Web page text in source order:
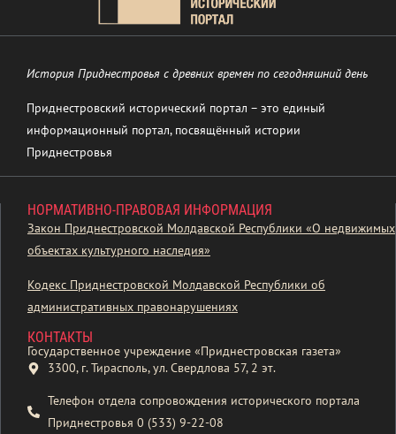
История Приднестровья с древних времен по сегодняшний день
Приднестровский исторический портал – это единый
информационный портал, посвящённый истории
Приднестровья
НОРМАТИВНО-ПРАВОВАЯ ИНФОРМАЦИЯ
Закон Приднестровской Молдавской Республики «О недвижимых
объектах культурного наследия»
Кодекс Приднестровской Молдавской Республики об
административных правонарушениях
КОНТАКТЫ
Государственное учреждение «Приднестровская газета»
3300, г. Тирасполь, ул. Свердлова 57, 2 эт.
Телефон отдела сопровождения исторического портала
Приднестровья 0 (533) 9-22-08